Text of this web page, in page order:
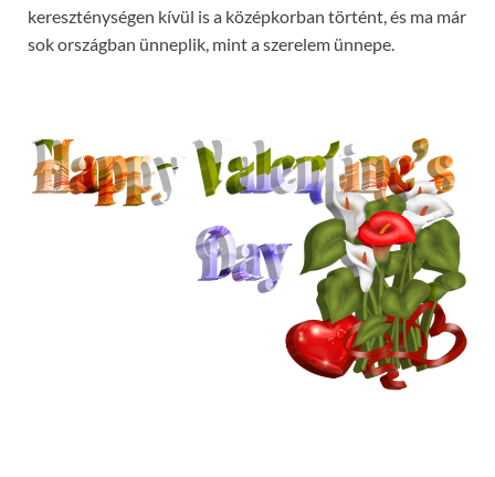
kereszténységen kívül is a középkorban történt, és ma már
sok országban ünneplik, mint a szerelem ünnepe.